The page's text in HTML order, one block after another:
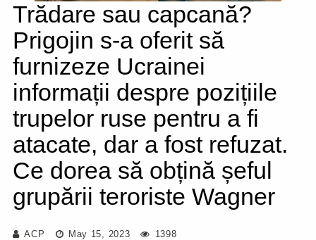
Trădare sau capcană?
Prigojin s-a oferit să
furnizeze Ucrainei
informații despre pozițiile
trupelor ruse pentru a fi
atacate, dar a fost refuzat.
Ce dorea să obțină șeful
grupării teroriste Wagner
ACP May 15, 2023 1398